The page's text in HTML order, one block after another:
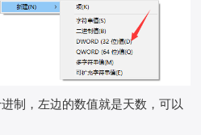
制，左边的数值就是天数，可以